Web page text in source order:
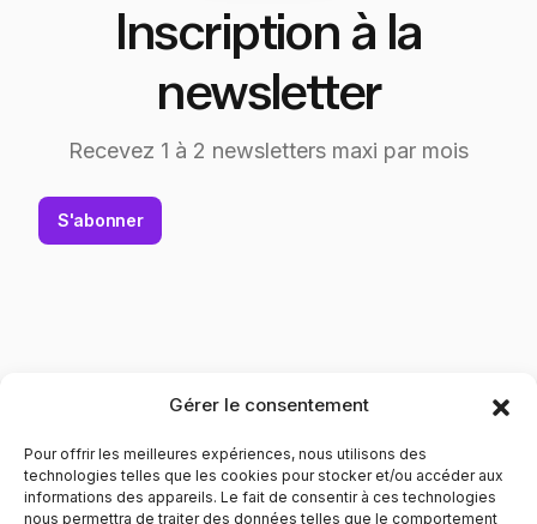
Gérer le consentement
Pour offrir les meilleures expériences, nous utilisons des
technologies telles que les cookies pour stocker et/ou accéder aux
informations des appareils. Le fait de consentir à ces technologies
nous permettra de traiter des données telles que le comportement
Inscription à la
newsletter
Recevez 1 à 2 newsletters maxi par mois
S'abonner